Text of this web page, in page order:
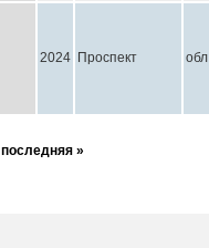
2024 Проспект обл
последняя »